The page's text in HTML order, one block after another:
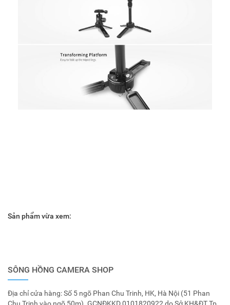
Sản phẩm vừa xem:
SÔNG HỒNG CAMERA SHOP
Địa chỉ cửa hàng: Số 5 ngõ Phan Chu Trinh, HK, Hà Nội (51 Phan